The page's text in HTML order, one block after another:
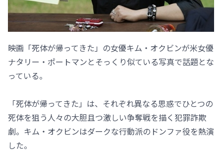
映画「死体が帰ってきた」の女優キム・オクビンが米女優
ナタリー・ポートマンとそっくり似ている写真で話題とな
っている。
「死体が帰ってきた」は、それぞれ異なる思惑でひとつの
死体を狙う人々の大胆且つ激しい争奪戦を描く犯罪詐欺
劇。キム・オクビンはダークな行動派のドンファ役を熱演
した。